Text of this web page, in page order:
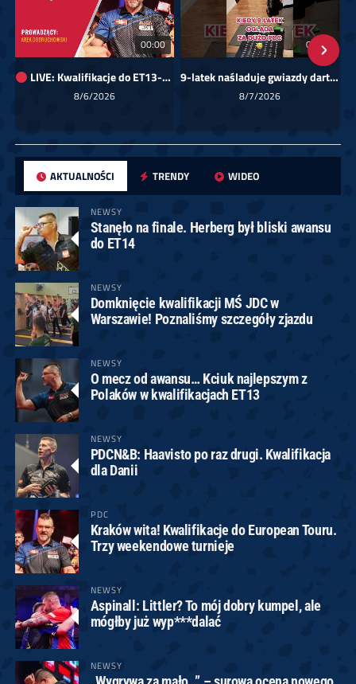
00:00
LIVE: Kwalifikacje do ET13-14 dla Europy Wschodniej
8/6/2026
01:08
9-latek naśladuje gwiazdy darta!
8/7/2026
AKTUALNOŚCI TRENDY WIDEO
NEWSY
Stanęło na finale. Herberg był bliski awansu
do ET14
NEWSY
Domknięcie kwalifikacji MŚ JDC w
Warszawie! Poznaliśmy szczegóły zjazdu
NEWSY
O mecz od awansu… Kciuk najlepszym z
Polaków w kwalifikacjach ET13
NEWSY
PDCN&B: Haavisto po raz drugi. Kwalifikacja
dla Danii
PDC
Kraków wita! Kwalifikacje do European Touru.
Trzy weekendowe turnieje
NEWSY
Aspinall: Littler? To mój dobry kumpel, ale
mógłby już wyp***dalać
NEWSY